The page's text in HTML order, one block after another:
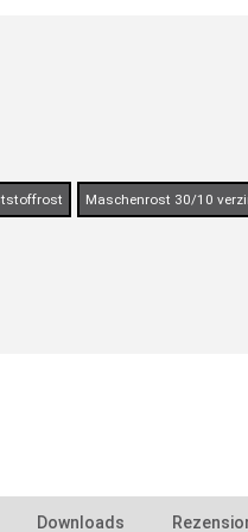
Maschenrost 30/10
Downloads